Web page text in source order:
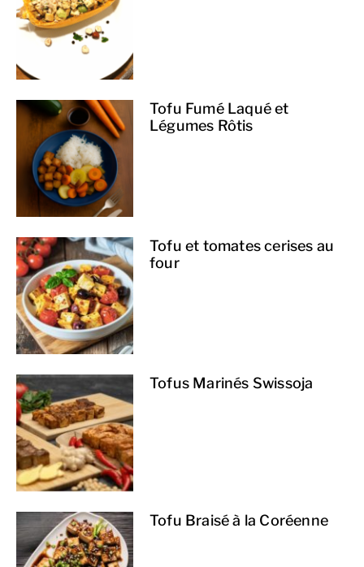
Tofu Fumé Laqué et
Légumes Rôtis
Tofu et tomates cerises au
four
Tofus Marinés Swissoja
Tofu Braisé à la Coréenne